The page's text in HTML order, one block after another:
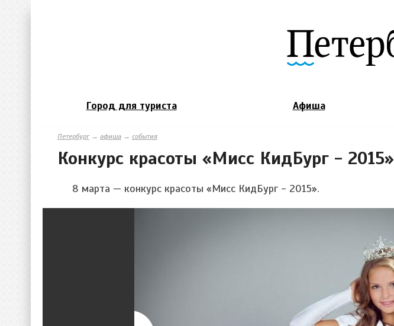
Город для туриста Афиша
Петербург→ афиша → события
Конкурс красоты «Мисс КидБург - 2015»
8 марта — конкурс красоты «Мисс КидБург - 2015».